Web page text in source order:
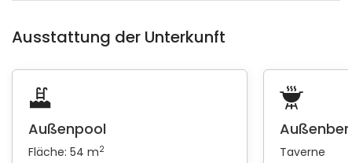
Ausstattung der Unterkunft
Außenpool
Fläche: 54 m2
Taverne